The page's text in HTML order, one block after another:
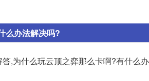
么办法解决吗?
,为什么玩云顶之弈那么卡啊?有什么